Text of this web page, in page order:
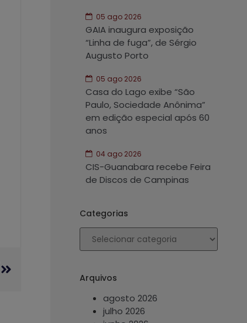
05 ago 2026
GAIA inaugura exposição
“Linha de fuga”, de Sérgio
Augusto Porto
05 ago 2026
Casa do Lago exibe “São
Paulo, Sociedade Anônima”
em edição especial após 60
anos
04 ago 2026
CIS-Guanabara recebe Feira
de Discos de Campinas
Categorias
Arquivos
agosto 2026
julho 2026